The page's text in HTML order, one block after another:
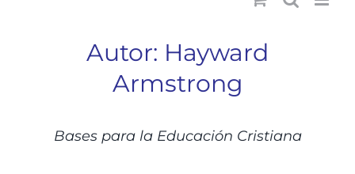
Autor: Hayward
Armstrong
Bases para la Educación Cristiana